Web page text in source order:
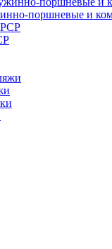
поршневые и